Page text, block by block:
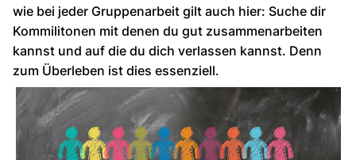
wie bei jeder Gruppenarbeit gilt auch hier: Suche dir
Kommilitonen mit denen du gut zusammenarbeiten
kannst und auf die du dich verlassen kannst. Denn
zum Überleben ist dies essenziell.